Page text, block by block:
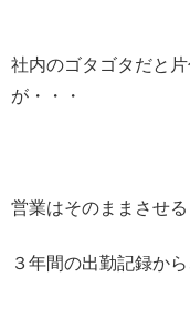
社内のゴタゴタだと
が・・・
営業はそのままさせ
３年間の出勤記録か